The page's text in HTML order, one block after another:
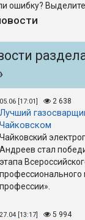
ошибку?
05.06 [17:01] 2 638
Лучший
Чайковском
Чайковский
Андреев стал
этапа
профессионального
профессии».
27.04 [13:17] 5 994